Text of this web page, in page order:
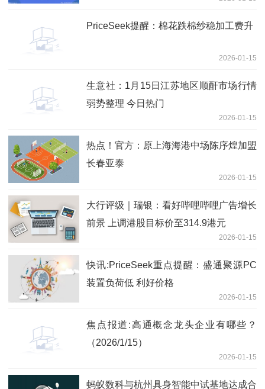
PriceSeek提醒：棉花跌棉纱稳加工费升
2026-01-15
生意社：1月15日江苏地区顺酐市场行情
弱势整理 今日热门
2026-01-15
热点！官方：原上海海港中场陈序煌加盟
长春亚泰
2026-01-15
大行评级｜瑞银：看好哔哩哔哩广告增长
前景 上调港股目标价至314.9港元
2026-01-15
快讯:PriceSeek重点提醒：盛通聚源PC
装置负荷低 利好价格
2026-01-15
焦点报道:高通概念龙头企业有哪些？
（2026/1/15）
2026-01-15
蚂蚁数科与杭州具身智能中试基地达成合